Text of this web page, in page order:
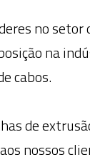
no
na
cabos.
de
nossos